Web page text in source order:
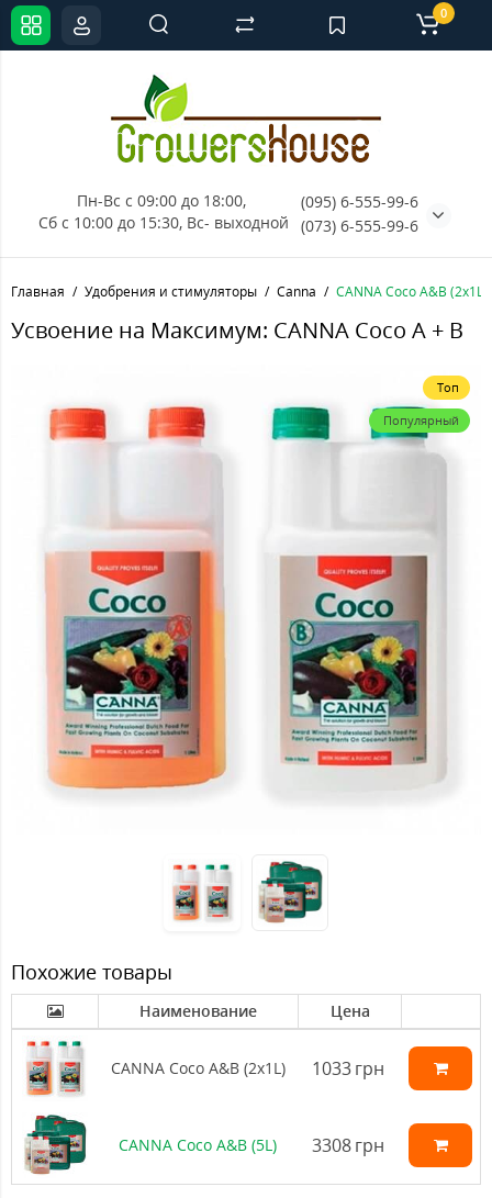
Пн-Вс с 09:00 до 18:00,
Сб с 10:00 до 15:30, Вс- выходной
(095) 6-555-99-6
(073) 6-555-99-6
0
Главная Удобрения и стимуляторы Canna CANNA Coco A&B (2x1L)
Усвоение на Максимум: CANNA Coco A + B
Топ
Популярный
Похожие товары
Наименование Цена
CANNA Coco A&B (2x1L) 1033 грн
CANNA Coco A&B (5L) 3308 грн